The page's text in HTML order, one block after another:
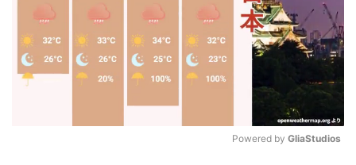
Powered by GliaStudios